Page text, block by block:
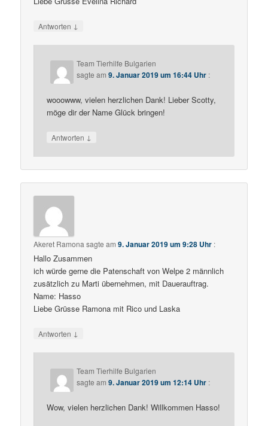
Antworten ↓
Team Tierhilfe Bulgarien
sagte am9. Januar 2019 um 16:44 Uhr :
wooowww, vielen herzlichen Dank! Lieber Scotty,
möge dir der Name Glück bringen!
Antworten ↓
Akeret Ramona sagte am9. Januar 2019 um 9:28 Uhr :
Hallo Zusammen
ich würde gerne die Patenschaft von Welpe 2 männlich
zusätzlich zu Marti übernehmen, mit Dauerauftrag.
Name: Hasso
Liebe Grüsse Ramona mit Rico und Laska
Antworten ↓
Team Tierhilfe Bulgarien
sagte am9. Januar 2019 um 12:14 Uhr :
Wow, vielen herzlichen Dank! Willkommen Hasso!